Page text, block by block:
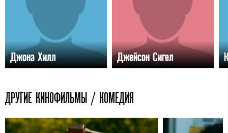
Джона Хилл Джейсон Сигел
ДРУГИЕ КИНОФИЛЬМЫ / КОМЕДИЯ